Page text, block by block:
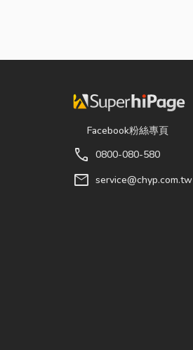
Facebook粉絲專頁
call 0800-080-580
mail service@chyp.com.tw